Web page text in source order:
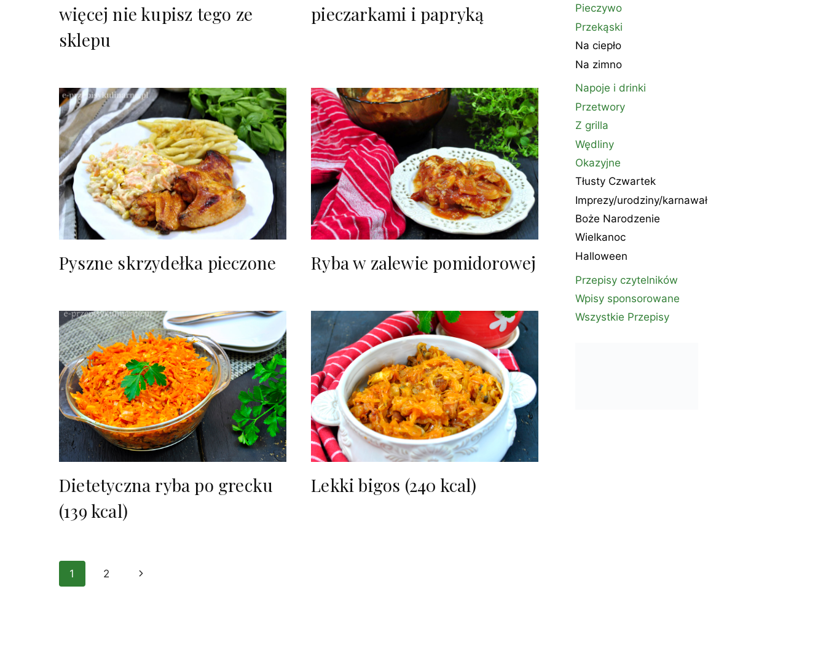
więcej nie kupisz tego ze
sklepu
pieczarkami i papryką
Pyszne skrzydełka pieczone Ryba w zalewie pomidorowej
Dietetyczna ryba po grecku
(139 kcal)
Lekki bigos (240 kcal)
Nawigacja
1 2
Następna
Pieczywo
Przekąski
Na ciepło
Na zimno
Napoje i drinki
Przetwory
Z grilla
Wędliny
Okazyjne
Tłusty Czwartek
Imprezy/urodziny/karnawał
Boże Narodzenie
Wielkanoc
Halloween
Przepisy czytelników
Wpisy sponsorowane
Wszystkie Przepisy